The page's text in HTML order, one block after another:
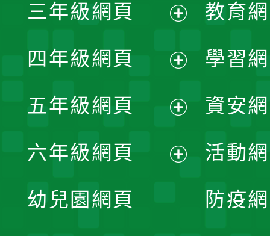
選
單
開
選
單
三年級網頁
開
選
單
四年級網頁
開
選
五年級網頁
開
六年級網頁
幼兒園網頁
教育
學習
資安
活動
防疫